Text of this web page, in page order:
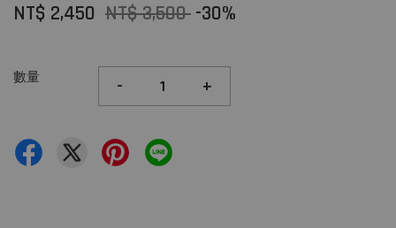
NT$ 2,450 NT$ 3,500 -30%
數量 - +